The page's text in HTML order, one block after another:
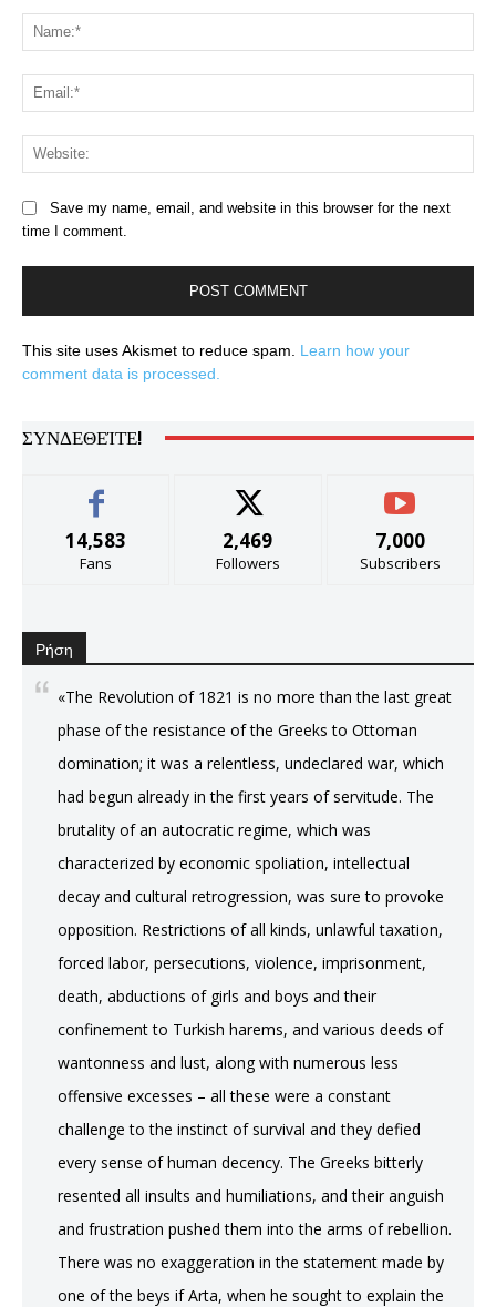
Save my name, email, and website in this browser for the next
time I comment.
This site uses Akismet to reduce spam. Learn how your
comment data is processed.
ΣΥΝΔΕΘΕΊΤΕ!
14,583
Fans
2,469
Followers
7,000
Subscribers
Ρήση
«The Revolution of 1821 is no more than the last great
phase of the resistance of the Greeks to Ottoman
domination; it was a relentless, undeclared war, which
had begun already in the first years of servitude. The
brutality of an autocratic regime, which was
characterized by economic spoliation, intellectual
decay and cultural retrogression, was sure to provoke
opposition. Restrictions of all kinds, unlawful taxation,
forced labor, persecutions, violence, imprisonment,
death, abductions of girls and boys and their
confinement to Turkish harems, and various deeds of
wantonness and lust, along with numerous less
offensive excesses – all these were a constant
challenge to the instinct of survival and they defied
every sense of human decency. The Greeks bitterly
resented all insults and humiliations, and their anguish
and frustration pushed them into the arms of rebellion.
There was no exaggeration in the statement made by
one of the beys if Arta, when he sought to explain the